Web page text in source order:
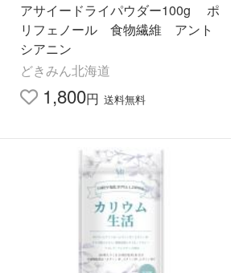
アサイードライパウダー100g ポ
リフェノール 食物繊維 アント
シアニン
どきみん北海道
1,800円 送料無料